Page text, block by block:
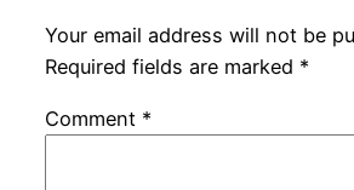
Your email address will not be
Required fields are marked *
Comment *